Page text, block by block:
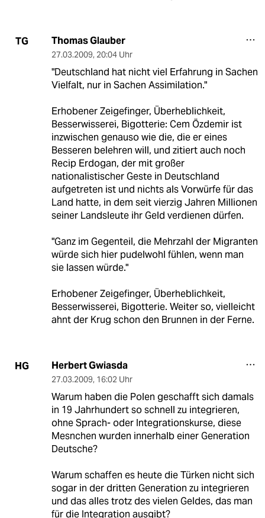
TG Thomas Glauber
27.03.2009, 20:04 Uhr
"Deutschland hat nicht viel Erfahrung in Sachen
Vielfalt, nur in Sachen Assimilation."
Erhobener Zeigefinger, Überheblichkeit,
Besserwisserei, Bigotterie: Cem Özdemir ist
inzwischen genauso wie die, die er eines
Besseren belehren will, und zitiert auch noch
Recip Erdogan, der mit großer
nationalistischer Geste in Deutschland
aufgetreten ist und nichts als Vorwürfe für das
Land hatte, in dem seit vierzig Jahren Millionen
seiner Landsleute ihr Geld verdienen dürfen.
"Ganz im Gegenteil, die Mehrzahl der Migranten
würde sich hier pudelwohl fühlen, wenn man
sie lassen würde."
Erhobener Zeigefinger, Überheblichkeit,
Besserwisserei, Bigotterie. Weiter so, vielleicht
ahnt der Krug schon den Brunnen in der Ferne.
HG Herbert Gwiasda
27.03.2009, 16:02 Uhr
Warum haben die Polen geschafft sich damals
in 19 Jahrhundert so schnell zu integrieren,
ohne Sprach- oder Integrationskurse, diese
Mesnchen wurden innerhalb einer Generation
Deutsche?
Warum schaffen es heute die Türken nicht sich
sogar in der dritten Generation zu integrieren
und das alles trotz des vielen Geldes, das man
für die Integration ausgibt?